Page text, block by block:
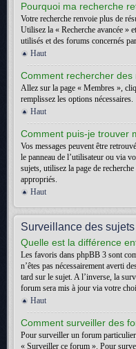
Pourquoi ma recherche
Votre recherche renvoie plus de
Utilisez la « Recherche avancée »
utilisés et des forums concernés
Haut
Comment rechercher des
Allez sur la page « Membres »,
remplissez les options nécessaires.
Haut
Comment puis-je trouver
Vos messages peuvent être
le panneau de l’utilisateur ou via
sujets, utilisez la page de
appropriés.
Haut
Surveillance des
Quelle est la différence
Les favoris dans phpBB 3 sont
n’êtes pas nécessairement averti
tard sur le sujet. A l’inverse, la
forum sera mis à jour via votre
Haut
Comment surveiller des
Pour surveiller un forum
« Surveiller ce forum ». Pour